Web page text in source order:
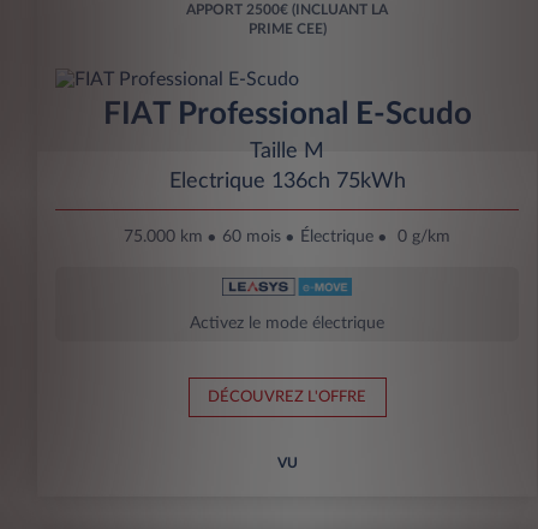
APPORT 2500€ (INCLUANT LA
PRIME CEE)
FIAT Professional E-Scudo
Taille M
Electrique 136ch 75kWh
75.000 km 60 mois Électrique 0 g/km
Activez le mode électrique
DÉCOUVREZ L'OFFRE
VU